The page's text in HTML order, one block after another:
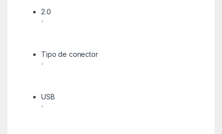
2.0
‘
Tipo de conector
‘
USB
‘